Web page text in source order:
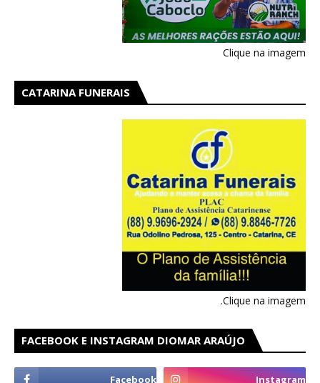
Clique na imagem
CATARINA FUNERAIS
Clique na imagem.
FACEBOOK E INSTAGRAM DIOMAR ARAÚJO